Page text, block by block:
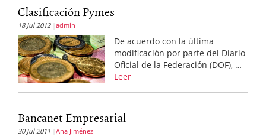
Clasificación Pymes
18 Jul 2012 admin
De acuerdo con la última
modificación por parte del Diario
Oficial de la Federación (DOF), …
Leer
Bancanet Empresarial
30 Jul 2011 Ana Jiménez